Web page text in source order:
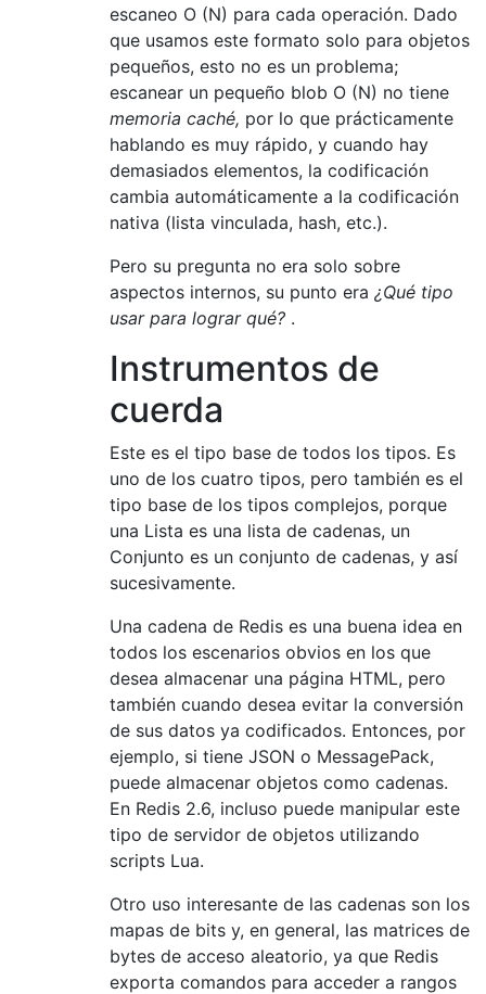
escaneo O (N) para cada operación. Dado
que usamos este formato solo para objetos
pequeños, esto no es un problema;
escanear un pequeño blob O (N) no tiene
memoria caché, por lo que prácticamente
hablando es muy rápido, y cuando hay
demasiados elementos, la codificación
cambia automáticamente a la codificación
nativa (lista vinculada, hash, etc.).
Pero su pregunta no era solo sobre
aspectos internos, su punto era ¿Qué tipo
usar para lograr qué? .
Instrumentos de
cuerda
Este es el tipo base de todos los tipos. Es
uno de los cuatro tipos, pero también es el
tipo base de los tipos complejos, porque
una Lista es una lista de cadenas, un
Conjunto es un conjunto de cadenas, y así
sucesivamente.
Una cadena de Redis es una buena idea en
todos los escenarios obvios en los que
desea almacenar una página HTML, pero
también cuando desea evitar la conversión
de sus datos ya codificados. Entonces, por
ejemplo, si tiene JSON o MessagePack,
puede almacenar objetos como cadenas.
En Redis 2.6, incluso puede manipular este
tipo de servidor de objetos utilizando
scripts Lua.
Otro uso interesante de las cadenas son los
mapas de bits y, en general, las matrices de
bytes de acceso aleatorio, ya que Redis
exporta comandos para acceder a rangos